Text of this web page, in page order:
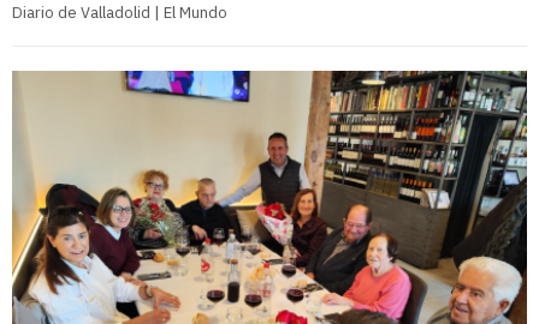
Diario de Valladolid | El Mundo